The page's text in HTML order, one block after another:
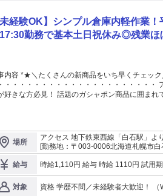
未経験OK】シンプル倉庫内軽作業
勤務で基本土日祝休み◎残業ほ
内容 *★＼たくさんの新商品をいち早くチェッ
・・・・・・・・・・・・・・・・・・・・・
好きな方必見！ 話題のガシャポン商品に囲まれ
た商品をお店ごとに振り分ける ■ガシャポン自
械への簡単な部品取り付け ■商品の棚卸 など、
と一緒に札幌市内の量販店を巡回し、商品の補
チームでコミュニケーションを
ながら 業務に取り組んでいきましょう。 ＿＿＿
＿＿ *★＼基本平日勤務で働きやすさバッチリ／★*
・・・・・・・・・・・・・・・・・・・・・
場所
アクセス 地下鉄東西線「白石駅」
給
[勤務地：〒003-0006北海道札幌市
給与
時給1,110円 給与 時給 1110円 試用期間１ヶ月※時給変動なし 交
対象
資格 学歴不問／未経験者大歓迎！ （Wワーク不可） ＜こんな方を歓迎します＞